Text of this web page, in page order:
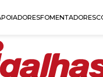
FOMENTADORES